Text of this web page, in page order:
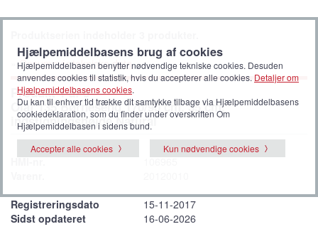
»Opsummér tekniske data
Produkt 1 af 3
Olaf 135 Børneseng 170/90 cm. 35 cm.
indstigningshøjde Natural
HMI-nr.
106965
Registreringsdato
15-11-2017
Sidst opdateret
16-06-2026
Hjælpemiddelbasens brug af cookies
Hjælpemiddelbasen benytter nødvendige tekniske cookies. Desuden
anvendes cookies til statistik, hvis du accepterer alle cookies. Detaljer om
Hjælpemiddelbasens cookies.
Du kan til enhver tid trække dit samtykke tilbage via Hjælpemiddelbasens
cookiedeklaration, som du finder under overskriften Om
Hjælpemiddelbasen i sidens bund.
Accepter alle cookies
Kun nødvendige cookies